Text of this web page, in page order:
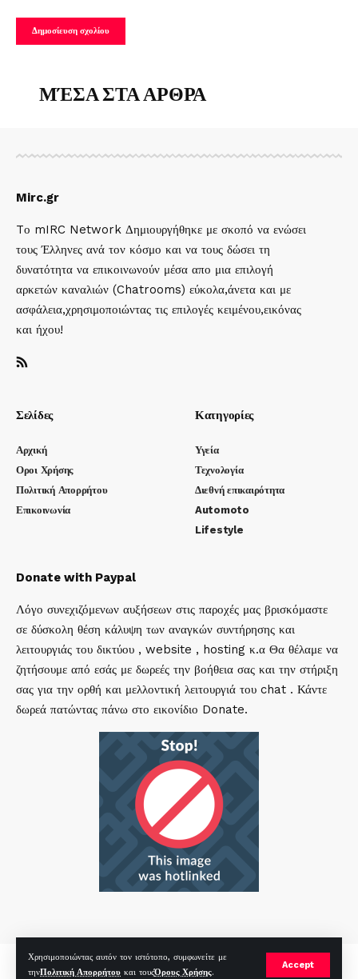
Χρησιμοποιώντας αυτόν τον ιστότοπο, συμφωνείτε με
τηνΠολιτική Απορρήτου και τουςΌρους Χρήσης.
Accept
ΜΈΣΑ ΣΤΑ ΑΡΘΡΑ
Mirc.gr
Tο mIRC Network Δημιουργήθηκε με σκοπό να ενώσει
τους Έλληνες ανά τον κόσμο και να τους δώσει τη
δυνατότητα να επικοινωνούν μέσα απο μια επιλογή
αρκετών καναλιών (Chatrooms) εύκολα,άνετα και με
ασφάλεια,χρησιμοποιώντας τις επιλογές κειμένου,εικόνας
και ήχου!
Σελίδες
Αρχική
Οροι Χρήσης
Πολιτική Απορρήτου
Επικοινωνία
Κατηγορίες
Υγεία
Τεχνολογία
Διεθνή επικαιρότητα
Automoto
Lifestyle
Donate with Paypal
Λόγο συνεχιζόμενων αυξήσεων στις παροχές μας βρισκόμαστε
σε δύσκολη θέση κάλυψη των αναγκών συντήρησης και
λειτουργιάς του δικτύου , website , hosting κ.α Θα θέλαμε να
ζητήσουμε από εσάς με δωρεές την βοήθεια σας και την στήριξη
σας για την ορθή και μελλοντική λειτουργιά του chat . Κάντε
δωρεά πατώντας πάνω στο εικονίδιο Donate.
mirc.gr 2023 Copyright %year%, All Rights Reserved |bySp